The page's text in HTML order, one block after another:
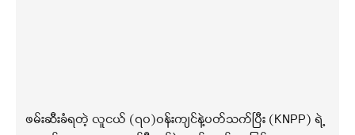
ဖမ်းဆီးခံရတဲ့ လူငယ် (၇၀)ဝန်းကျင်နဲ့ပတ်သက်ပြီး (KNPP) ရဲ့